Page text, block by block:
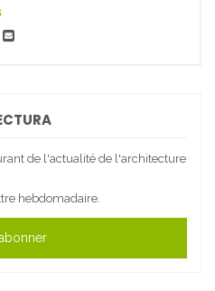
de l'actualité de l'architecture
hebdomadaire.